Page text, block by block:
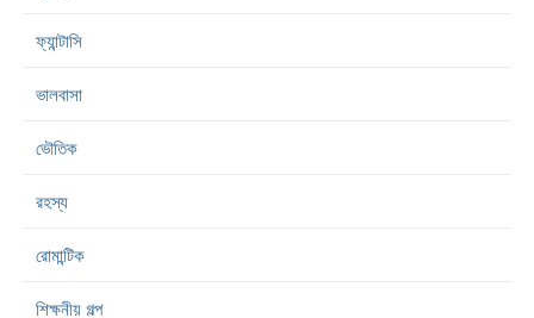
ফ্যান্টাসি
ভালবাসা
ভৌতিক
রহস্য
রোমান্টিক
শিক্ষনীয় গল্প